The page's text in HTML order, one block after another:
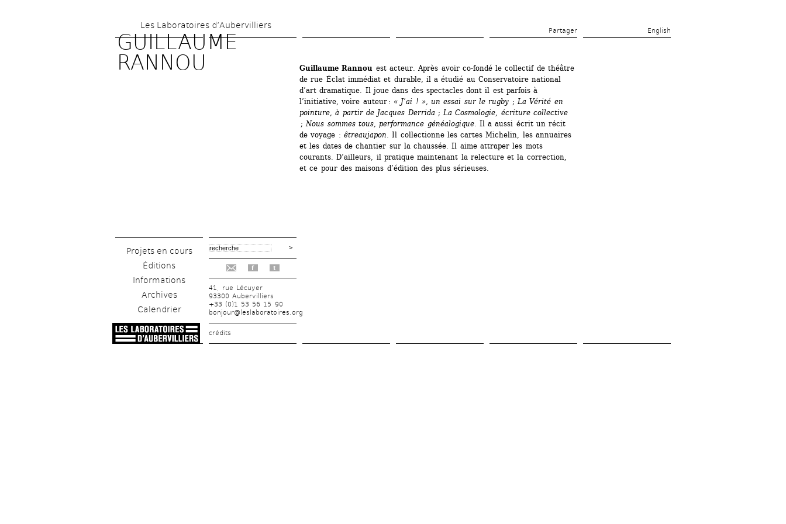
contenu
Les Laboratoires d’Aubervilliers
Partager English
GUILLAUME
RANNOU
Projets en cours
Éditions
Informations
Archives
Calendrier
f t
41, rue Lécuyer
93300 Aubervilliers
+33 (0)1 53 56 15 90
bonjour@leslaboratoires.org
crédits
Guillaume Rannou est acteur. Après avoir co-fondé le collectif de théâtre
de rue Éclat immédiat et durable, il a étudié au Conservatoire national
d’art dramatique. Il joue dans des spectacles dont il est parfois à
l’initiative, voire auteur : « J’ai ! », un essai sur le rugby ; La Vérité en
pointure, à partir de Jacques Derrida; La Cosmologie, écriture collective
; Nous sommes tous, performance généalogique. Il a aussi écrit un récit
de voyage : êtreaujapon. Il collectionne les cartes Michelin, les annuaires
et les dates de chantier sur la chaussée. Il aime attraper les mots
courants. D’ailleurs, il pratique maintenant la relecture et la correction,
et ce pour des maisons d’édition des plus sérieuses.